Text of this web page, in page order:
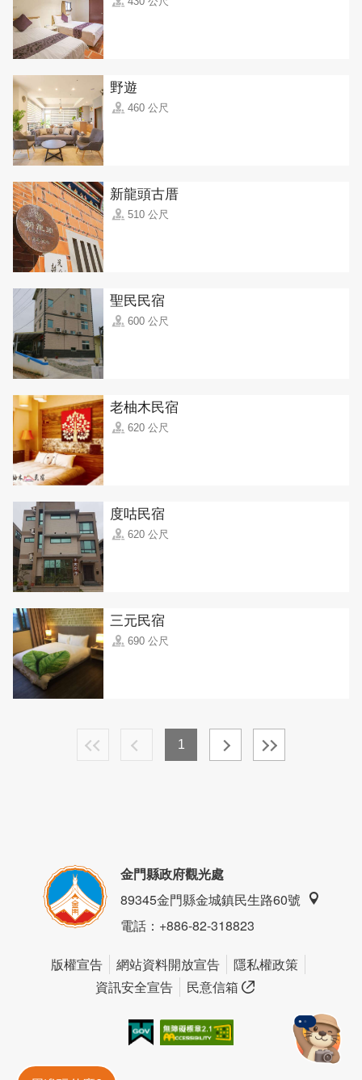
野遊
460 公尺
新龍頭古厝
510 公尺
聖民民宿
600 公尺
老柚木民宿
620 公尺
度咕民宿
620 公尺
三元民宿
690 公尺
1
金門縣政府觀光處
89345金門縣金城鎮民生路60號
電話：+886-82-318823
版權宣告 網站資料開放宣告
隱私權政策
資訊安全宣告
民意信箱